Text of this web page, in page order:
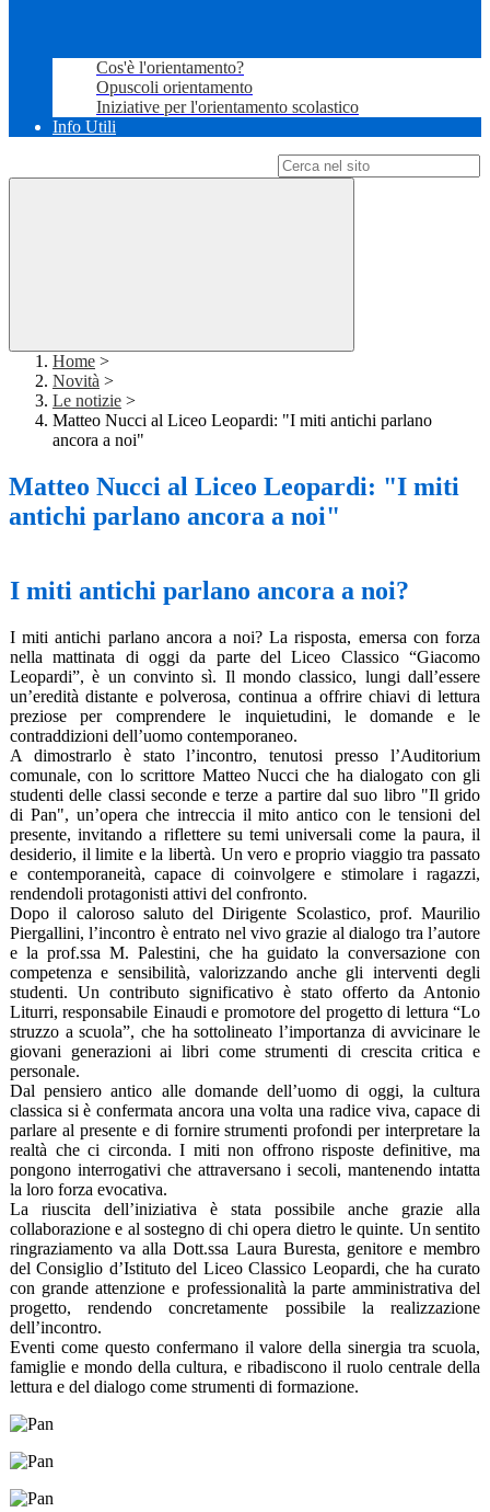
Cos'è l'orientamento?
Opuscoli orientamento
Iniziative per l'orientamento scolastico
Info Utili
Home >
Novità >
Le notizie >
Matteo Nucci al Liceo Leopardi: "I miti antichi parlano
ancora a noi"
Matteo Nucci al Liceo Leopardi: "I miti
antichi parlano ancora a noi"
I miti antichi parlano ancora a noi?
I miti antichi parlano ancora a noi? La risposta, emersa con forza
nella mattinata di oggi da parte del Liceo Classico “Giacomo
Leopardi”, è un convinto sì. Il mondo classico, lungi dall’essere
un’eredità distante e polverosa, continua a offrire chiavi di lettura
preziose per comprendere le inquietudini, le domande e le
contraddizioni dell’uomo contemporaneo.
A dimostrarlo è stato l’incontro, tenutosi presso l’Auditorium
comunale, con lo scrittore Matteo Nucci che ha dialogato con gli
studenti delle classi seconde e terze a partire dal suo libro "Il grido
di Pan", un’opera che intreccia il mito antico con le tensioni del
presente, invitando a riflettere su temi universali come la paura, il
desiderio, il limite e la libertà. Un vero e proprio viaggio tra passato
e contemporaneità, capace di coinvolgere e stimolare i ragazzi,
rendendoli protagonisti attivi del confronto.
Dopo il caloroso saluto del Dirigente Scolastico, prof. Maurilio
Piergallini, l’incontro è entrato nel vivo grazie al dialogo tra l’autore
e la prof.ssa M. Palestini, che ha guidato la conversazione con
competenza e sensibilità, valorizzando anche gli interventi degli
studenti. Un contributo significativo è stato offerto da Antonio
Liturri, responsabile Einaudi e promotore del progetto di lettura “Lo
struzzo a scuola”, che ha sottolineato l’importanza di avvicinare le
giovani generazioni ai libri come strumenti di crescita critica e
personale.
Dal pensiero antico alle domande dell’uomo di oggi, la cultura
classica si è confermata ancora una volta una radice viva, capace di
parlare al presente e di fornire strumenti profondi per interpretare la
realtà che ci circonda. I miti non offrono risposte definitive, ma
pongono interrogativi che attraversano i secoli, mantenendo intatta
la loro forza evocativa.
La riuscita dell’iniziativa è stata possibile anche grazie alla
collaborazione e al sostegno di chi opera dietro le quinte. Un sentito
ringraziamento va alla Dott.ssa Laura Buresta, genitore e membro
del Consiglio d’Istituto del Liceo Classico Leopardi, che ha curato
con grande attenzione e professionalità la parte amministrativa del
progetto, rendendo concretamente possibile la realizzazione
dell’incontro.
Eventi come questo confermano il valore della sinergia tra scuola,
famiglie e mondo della cultura, e ribadiscono il ruolo centrale della
lettura e del dialogo come strumenti di formazione.